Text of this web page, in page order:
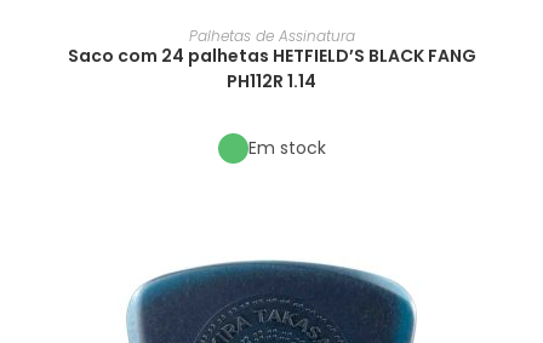
Palhetas de Assinatura
Saco com 24 palhetas HETFIELD’S BLACK FANG
PH112R 1.14
Em stock